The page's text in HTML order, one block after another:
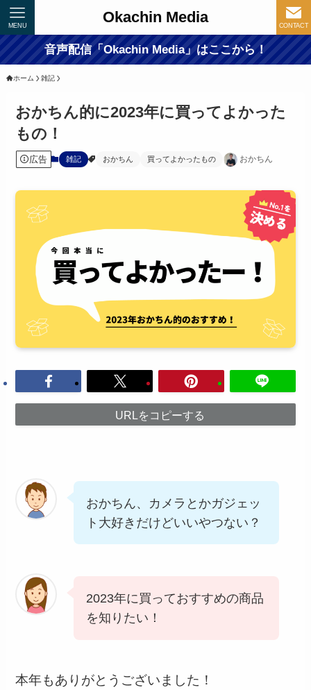
Okachin Media CONTACT
MENU
音声配信「Okachin Media」はここから！
ホーム 雑記
おかちん的に2023年に買ってよかった
もの！
広告 雑記 おかちん 買ってよかったもの おかちん
URLをコピーする
おかちん、カメラとかガジェッ
ト大好きだけどいいやつない？
2023年に買っておすすめの商品
を知りたい！
本年もありがとうございました！